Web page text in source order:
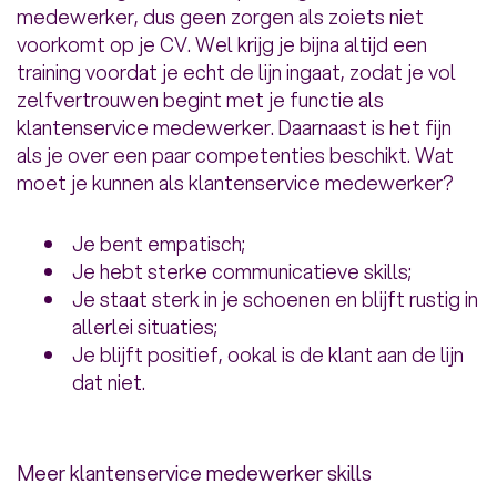
medewerker, dus geen zorgen als zoiets niet
voorkomt op je CV. Wel krijg je bijna altijd een
training voordat je echt de lijn ingaat, zodat je vol
zelfvertrouwen begint met je functie als
klantenservice medewerker. Daarnaast is het fijn
als je over een paar competenties beschikt. Wat
moet je kunnen als klantenservice medewerker?
Je bent empatisch;
Je hebt sterke communicatieve skills;
Je staat sterk in je schoenen en blijft rustig in
allerlei situaties;
Je blijft positief, ookal is de klant aan de lijn
dat niet.
Meer klantenservice medewerker skills